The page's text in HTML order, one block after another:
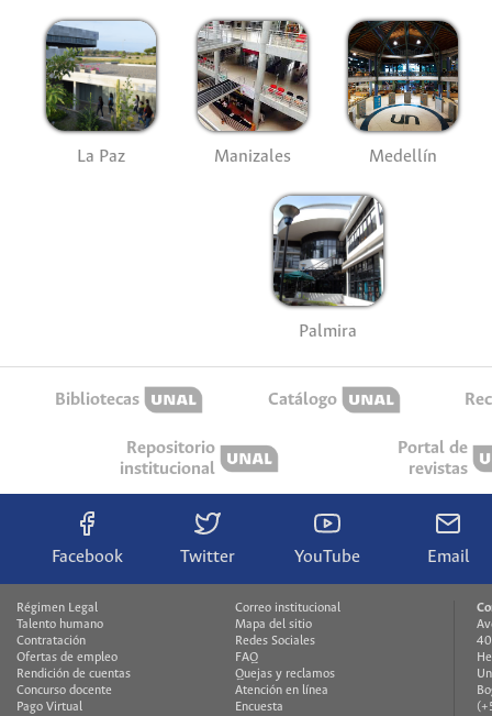
La Paz Manizales Medellín
Palmira
Bibliotecas Catálogo
Repositorio
institucional
Portal de
revistas
Facebook Twitter YouTube Email
Régimen Legal
Talento humano
Contratación
Ofertas de empleo
Rendición de cuentas
Concurso docente
Pago Virtual
Correo institucional
Mapa del sitio
Redes Sociales
FAQ
Quejas y reclamos
Atención en línea
Encuesta